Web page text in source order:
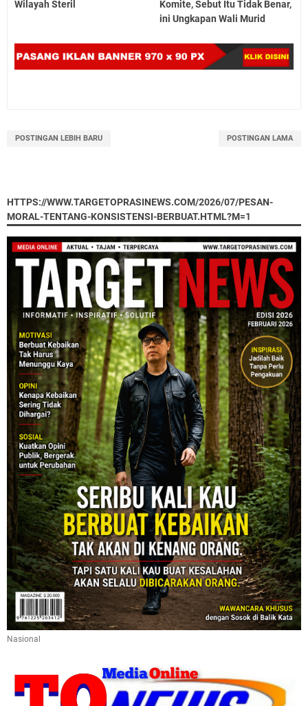
Wilayah Steril
Komite, Sebut Itu Tidak Benar,
ini Ungkapan Wali Murid
POSTINGAN LEBIH BARU POSTINGAN LAMA
HTTPS://WWW.TARGETOPRASINEWS.COM/2026/07/PESAN-
MORAL-TENTANG-KONSISTENSI-BERBUAT.HTML?M=1
Nasional